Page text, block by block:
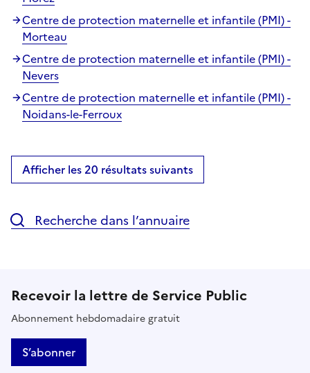
Centre de protection maternelle et infantile (PMI) -
Morteau
Centre de protection maternelle et infantile (PMI) -
Nevers
Centre de protection maternelle et infantile (PMI) -
Noidans-le-Ferroux
Afficher les 20 résultats suivants
Recherche dans l’annuaire
Recevoir la lettre de Service Public
Abonnement hebdomadaire gratuit
S’abonner